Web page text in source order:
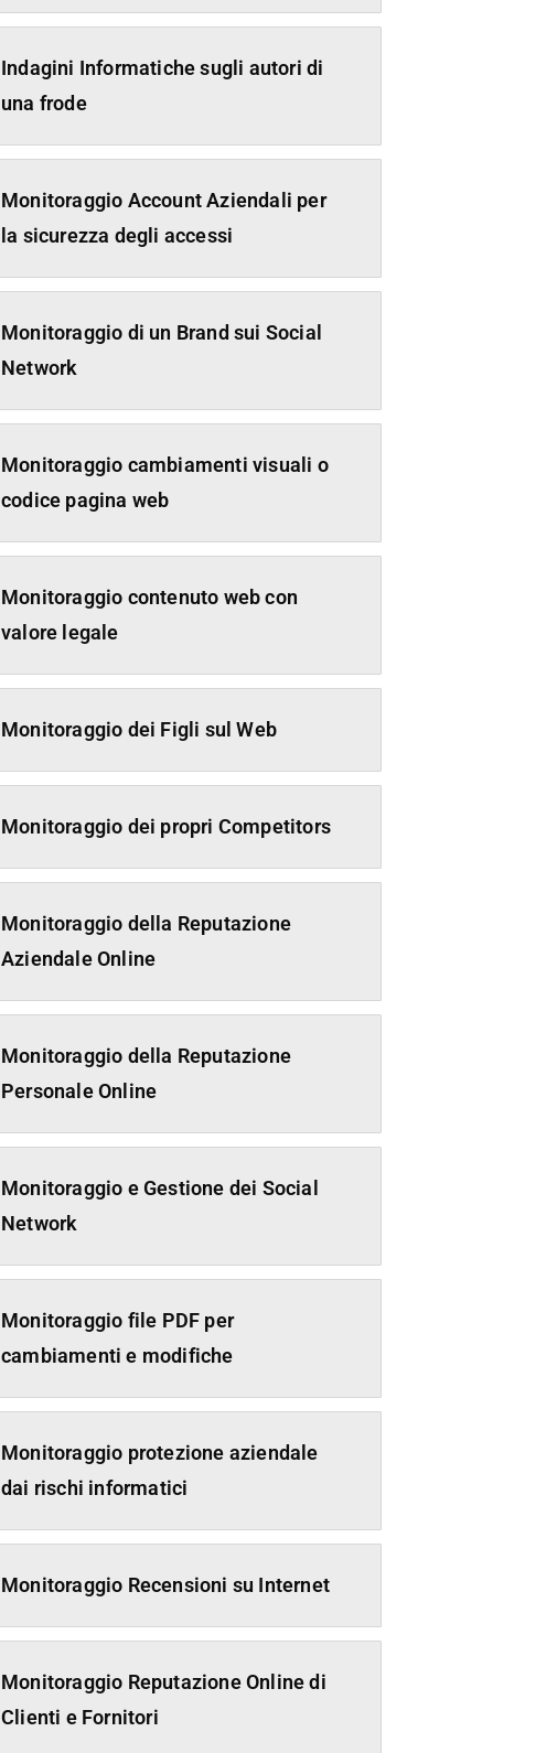
Indagini Informatiche sugli autori di
una frode
Monitoraggio Account Aziendali per
la sicurezza degli accessi
Monitoraggio di un Brand sui Social
Network
Monitoraggio cambiamenti visuali o
codice pagina web
Monitoraggio contenuto web con
valore legale
Monitoraggio dei Figli sul Web
Monitoraggio dei propri Competitors
Monitoraggio della Reputazione
Aziendale Online
Monitoraggio della Reputazione
Personale Online
Monitoraggio e Gestione dei Social
Network
Monitoraggio file PDF per
cambiamenti e modifiche
Monitoraggio protezione aziendale
dai rischi informatici
Monitoraggio Recensioni su Internet
Monitoraggio Reputazione Online di
Clienti e Fornitori